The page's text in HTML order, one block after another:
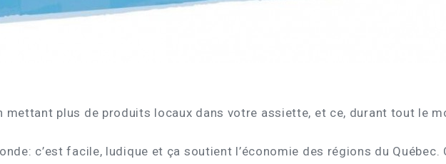
mettant plus de produits locaux dans votre assiette, et ce, durant tout le
c’est facile, ludique et ça soutient l’économie des régions du